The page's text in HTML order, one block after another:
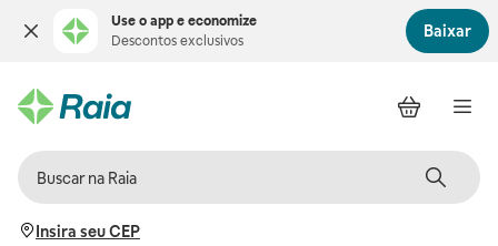
Use o app e economize
Descontos exclusivos
Baixar
Insira seu CEP